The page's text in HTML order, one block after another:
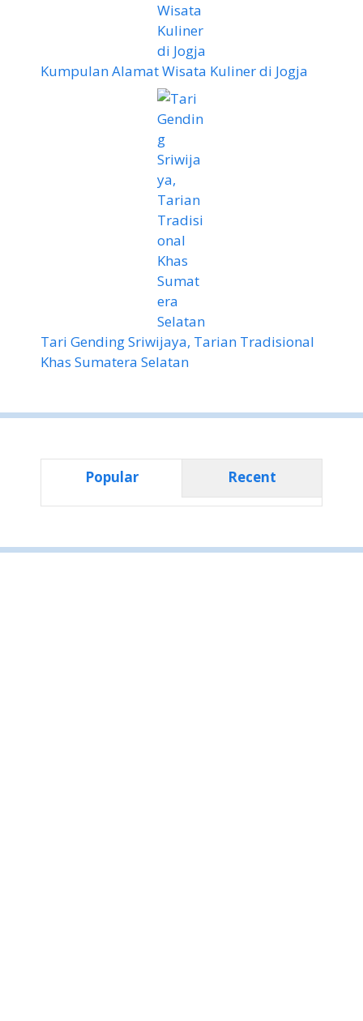
Kumpulan Alamat Wisata Kuliner di Jogja
Tari Gending Sriwijaya, Tarian Tradisional
Khas Sumatera Selatan
Popular Recent